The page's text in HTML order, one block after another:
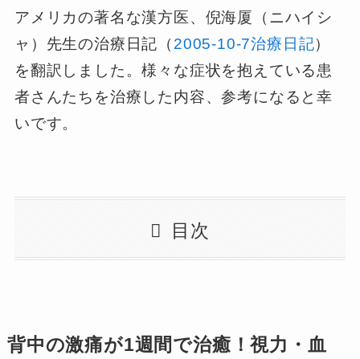
アメリカの著名な漢方医、倪海厦（ニハイシ
ャ）先生の治療日記（ 2005-10-7治療日記）
を翻訳しました。様々な症状を抱えている患
者さんたちを治療した内容、参考になると幸
いです。
目次
背中の激痛が1週間で治癒！視力・血